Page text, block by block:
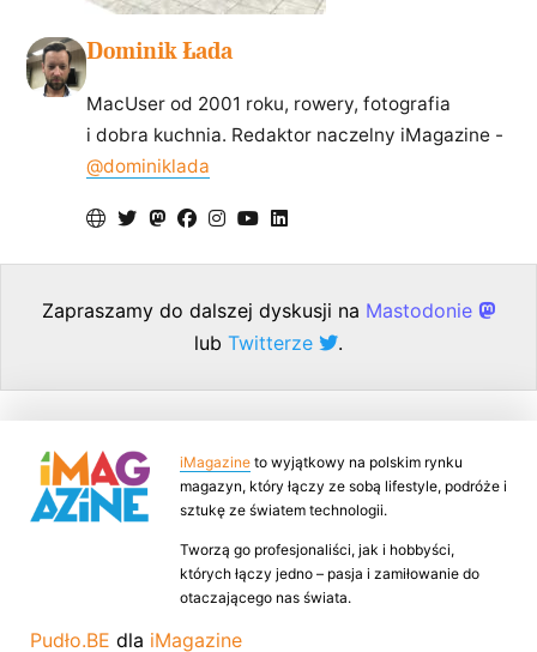
Dominik Łada
MacUser od 2001 roku, rowery, fotografia
i dobra kuchnia. Redaktor naczelny iMagazine -
@dominiklada
Zapraszamy do dalszej dyskusji na Mastodonie
lub Twitterze .
iMagazine to wyjątkowy na polskim rynku
magazyn, który łączy ze sobą lifestyle, podróże i
sztukę ze światem technologii.
Tworzą go profesjonaliści, jak i hobbyści,
których łączy jedno – pasja i zamiłowanie do
otaczającego nas świata.
Pudło.BE dla iMagazine